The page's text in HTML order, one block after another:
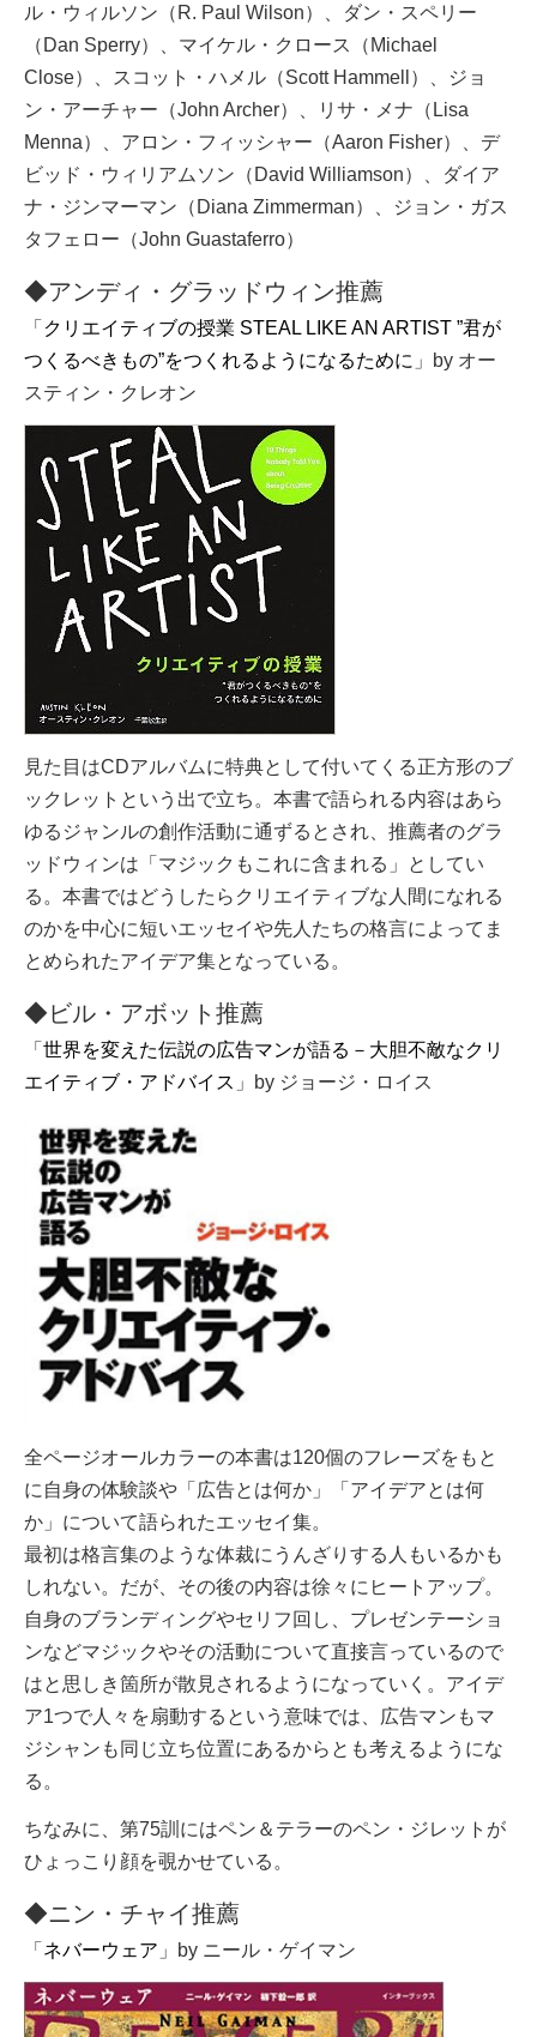
ル・ウィルソン（R. Paul Wilson）、ダン・スペリー
（Dan Sperry）、マイケル・クロース（Michael
Close）、スコット・ハメル（Scott Hammell）、ジョ
ン・アーチャー（John Archer）、リサ・メナ（Lisa
Menna）、ア ロン・フィッシャー（Aaron Fisher）、デ
ビッド・ウィリアムソン（David Williamson）、ダイア
ナ・ジンマーマン（Diana Zimmerman）、ジョン・ガス
タフェロー（John Guastaferro）
◆アンディ・グラッドウィン推薦
「 クリエイティブの授業 STEAL LIKE AN ARTIST ”君が
つくるべきもの”をつくれるようになるために 」by オー
スティン・クレオン
見た目はCDアルバムに特典として付いてくる正方形のブ
ックレットという出で立ち。本書で語られる内容はあら
ゆるジャンルの創作活動に通ずるとされ、推薦者のグラ
ッドウィンは「マジックもこれに含まれる」としてい
る。本書ではどうしたらクリエイティブな人間になれる
のかを中心に短いエッセイや先人たちの格言によってま
とめられたアイデア集となっている。
◆ビル・アボット推薦
「 世界を変えた伝説の広告マンが語る－大胆不敵なクリ
エイティブ・アドバイス 」by ジョージ・ロイス
全ページオールカラーの本書は120個のフレーズをもと
に自身の体験談や「広告とは何か」「アイデアとは何
か」について語られたエッセイ集。
最初は格言集のような体裁にうんざりする人もいるかも
しれない。だが、その後の内容は徐々にヒートアップ。
自身のブランディングやセリフ回し、プレゼンテーショ
ンなどマジックやその活動について直接言っているので
はと思しき箇所が散見されるようになっていく。アイデ
ア1つで人々を扇動するという意味では、広告マンもマ
ジシャンも同じ立ち位置にあるからとも考えるようにな
る。
ちなみに、第75訓にはペン＆テラーのペン・ジレットが
ひょっこり顔を覗かせている。
◆ニン・チャイ推薦
「 ネバーウェア 」by ニール・ゲイマン